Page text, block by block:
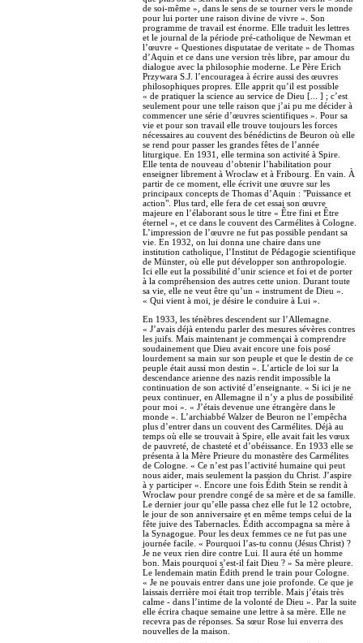
de soi-même », dans le sens de se tourner vers le monde
pour lui porter une raison divine de vivre ». Son
programme de travail est énorme. Elle traduit les lettres
et le journal de la période pré-catholique de Newman et
l’œuvre « Questiones disputatae de veritate » de Thomas
d’Aquin et ce dans une version très libre, par amour du
dialogue avec la philosophie moderne. Le Père Erich
Przywara S.J. l’encouragea à écrire aussi des œuvres
philosophiques propres. Elle apprit qu’il est possible
« de pratiquer la science au service de Dieu [... ] ; c’est
seulement pour une telle raison que j’ai pu me décider à
commencer une série d’œuvres scientifiques ». Pour sa
vie et pour son travail elle trouve toujours les forces
nécessaires au couvent des bénédictins de Beuron où elle
se rend pour passer les grandes fêtes de l’année
liturgique. En 1931, elle termina son activité à Spire.
Elle tenta de nouveau d’obtenir l’habilitation pour
enseigner librement à Wroclaw et à Fribourg. En vain. À
partir de ce moment, elle écrivit une œuvre sur les
principaux concepts de Thomas d’Aquin : "Puissance et
action". Plus tard, elle fera de cet essai son œuvre
majeure en l’élaborant sous le titre « Être fini et Être
éternel », et ce dans le couvent des Carmélites à Cologne.
L’impression de l’œuvre ne fut pas possible pendant sa
vie. En 1932, on lui donna une chaire dans une
institution catholique, l’Institut de Pédagogie scientifique
de Münster, où elle put développer son anthropologie.
Ici elle eut la possibilité d’unir science et foi et de porter
à la compréhension des autres cette union. Durant toute
sa vie, elle ne veut être qu’un « instrument de Dieu ».
« Qui vient à moi, je désire le conduire à Lui ».
En 1933, les ténèbres descendent sur l’Allemagne.
« J’avais déjà entendu parler des mesures sévères contres
les juifs. Mais maintenant je commençai à comprendre
soudainement que Dieu avait encore une fois posé
lourdement sa main sur son peuple et que le destin de ce
peuple était aussi mon destin ». L’article de loi sur la
descendance arienne des nazis rendit impossible la
continuation de son activité d’enseignante. « Si ici je ne
peux continuer, en Allemagne il n’y a plus de possibilité
pour moi ». « J’étais devenue une étrangère dans le
monde ». L’archiabbé Walzer de Beuron ne l’empêcha
plus d’entrer dans un couvent des Carmélites. Déjà au
temps où elle se trouvait à Spire, elle avait fait les vœux
de pauvreté, de chasteté et d’obéissance. En 1933 elle se
présenta à la Mère Prieure du monastère des Carmélites
de Cologne. « Ce n’est pas l’activité humaine qui peut
nous aider, mais seulement la passion du Christ. J’aspire
à y participer ». Encore une fois Édith Stein se rendit à
Wroclaw pour prendre congé de sa mère et de sa famille.
Le dernier jour qu’elle passa chez elle fut le 12 octobre,
le jour de son anniversaire et en même temps celui de la
fête juive des Tabernacles. Édith accompagna sa mère à
la Synagogue. Pour les deux femmes ce ne fut pas une
journée facile. « Pourquoi l’as-tu connu (Jésus Christ) ?
Je ne veux rien dire contre Lui. Il aura été un homme
bon. Mais pourquoi s’est-il fait Dieu ? » Sa mère pleure.
Le lendemain matin Édith prend le train pour Cologne.
« Je ne pouvais entrer dans une joie profonde. Ce que je
laissais derrière moi était trop terrible. Mais j’étais très
calme - dans l’intime de la volonté de Dieu ». Par la suite
elle écrira chaque semaine une lettre à sa mère. Elle ne
recevra pas de réponses. Sa sœur Rose lui enverra des
nouvelles de la maison.